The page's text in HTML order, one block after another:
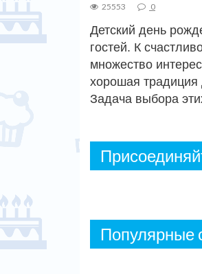
25553 0
Детский день
гостей. К
множество
хорошая традиция
Задача выбора
Популярные